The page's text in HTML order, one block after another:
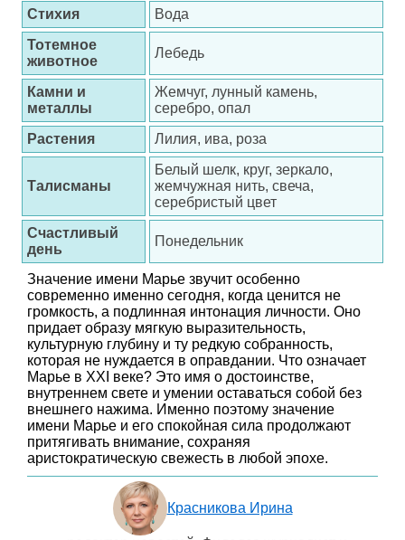
Стихия
Вода
Тотемное
животное
Лебедь
Камни и
металлы
Жемчуг, лунный камень,
серебро, опал
Растения
Лилия, ива, роза
Талисманы
Белый шелк, круг, зеркало,
жемчужная нить, свеча,
серебристый цвет
Счастливый
день
Понедельник
Значение имени Марье звучит особенно
современно именно сегодня, когда ценится не
громкость, а подлинная интонация личности. Оно
придает образу мягкую выразительность,
культурную глубину и ту редкую собранность,
которая не нуждается в оправдании. Что означает
Марье в XXI веке? Это имя о достоинстве,
внутреннем свете и умении оставаться собой без
внешнего нажима. Именно поэтому значение
имени Марье и его спокойная сила продолжают
притягивать внимание, сохраняя
аристократическую свежесть в любой эпохе.
Красникова Ирина